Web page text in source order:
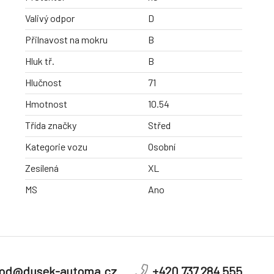
Valivý odpor
D
Přilnavost na mokru
B
Hluk tř.
B
Hlučnost
71
Hmotnost
10.54
Třída značky
Střed
Kategorie vozu
Osobní
Zesílená
XL
MS
Ano